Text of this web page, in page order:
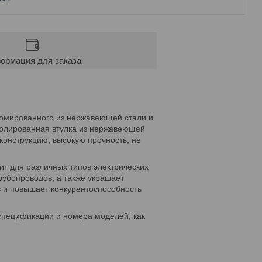
для заказа
из нержавеющей стали и
втулка из нержавеющей
высокую прочность, не
для различных типов электрических
а также украшает
повышает конкурентоспособность
и номера моделей, как